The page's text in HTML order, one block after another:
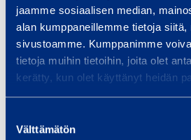
jaamme sosiaalisen median,
alan kumppaneillemme tietoja
sivustoamme. Kumppanimme
tietoja muihin tietoihin, joita olet
kerätty, kun olet käyttänyt heidän
valinta
Välttämätön
construction equipment
services, whether your
a bridge, tunnel,